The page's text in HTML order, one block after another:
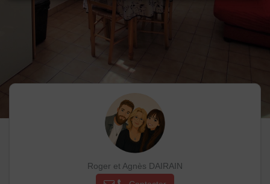
Roger et Agnès DAIRAIN